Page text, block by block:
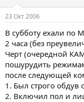
е
м
ы
ч
а
л
а
23 Окт 2006
В субботу ехали по
2 часа (без
Черт (очередной
пошурудить
после следующей
1. Был строго обдув
2. Включил пол и